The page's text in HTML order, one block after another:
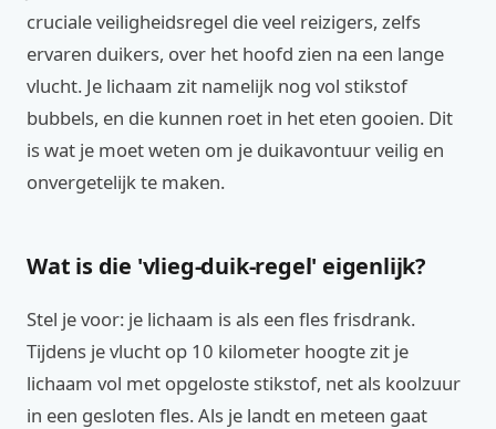
cruciale veiligheidsregel die veel reizigers, zelfs
ervaren duikers, over het hoofd zien na een lange
vlucht. Je lichaam zit namelijk nog vol stikstof
bubbels, en die kunnen roet in het eten gooien. Dit
is wat je moet weten om je duikavontuur veilig en
onvergetelijk te maken.
Wat is die 'vlieg-duik-regel' eigenlijk?
Stel je voor: je lichaam is als een fles frisdrank.
Tijdens je vlucht op 10 kilometer hoogte zit je
lichaam vol met opgeloste stikstof, net als koolzuur
in een gesloten fles. Als je landt en meteen gaat